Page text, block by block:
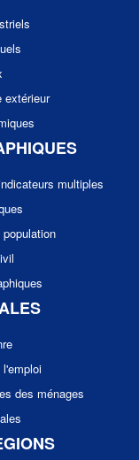
extérieur
multiples
des ménages